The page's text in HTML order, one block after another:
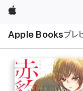
Apple
Apple Booksプレ
ル